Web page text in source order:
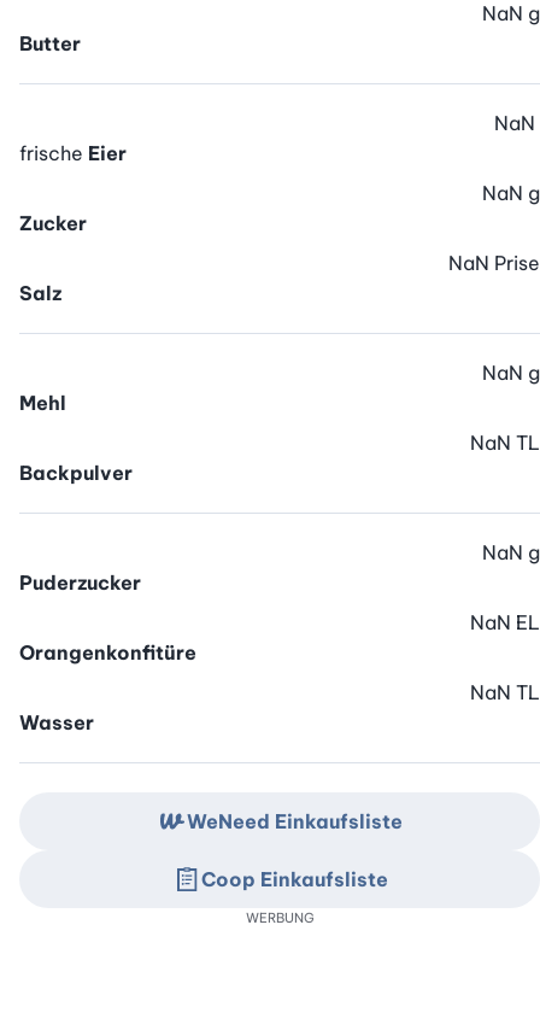
Butter
NaN g
frische Eier
NaN
Zucker
NaN g
Salz
NaN Prise
Mehl
NaN g
Backpulver
NaN TL
Puderzucker
NaN g
Orangenkonfitüre
NaN EL
Wasser
NaN TL
WeNeed Einkaufsliste
Coop Einkaufsliste
WERBUNG